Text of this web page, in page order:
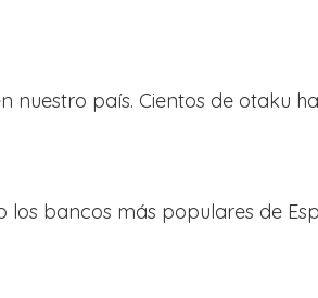
país. Cientos de otaku
bancos más populares de